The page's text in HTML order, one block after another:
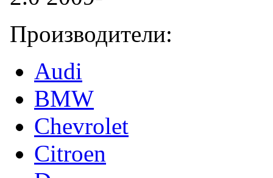
Производители:
Audi
BMW
Chevrolet
Citroen